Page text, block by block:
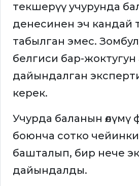
текшерүү учурунда
денесинен эч кандай
табылган эмес.
белгиси бар-
дайындалган
керек.
Учурда баланын өлүмү
боюнча сотко чейинки
башталып, бир нече
дайындалды.